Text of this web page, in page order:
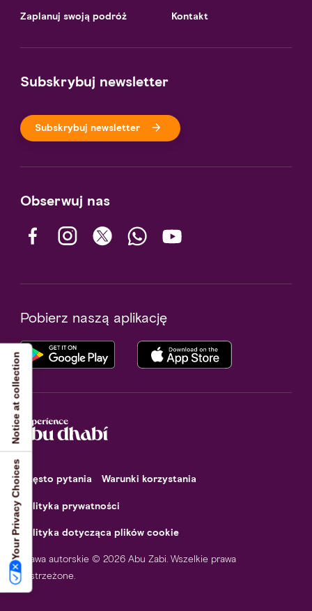
Zaplanuj swoją podróż Kontakt
Subskrybuj newsletter
Subskrybuj newsletter
Obserwuj nas
Pobierz naszą aplikację
Często pytania Warunki korzystania
Polityka prywatności
Polityka dotycząca plików cookie
Prawa autorskie © 2026 Abu Zabi. Wszelkie prawa
zastrzeżone.
Your Privacy Choices
Notice at collection